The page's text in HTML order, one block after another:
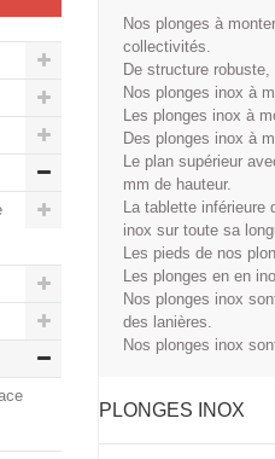
Nos plonges à
collectivités.
De structure
Nos plonges inox à
Les plonges inox à
Des plonges inox à
Le plan supérieur
mm de hauteur.
La tablette inférieure
inox sur toute sa
Les pieds de nos
Les plonges en en
Nos plonges inox
des lanières.
Nos plonges inox
PLONGES INOX